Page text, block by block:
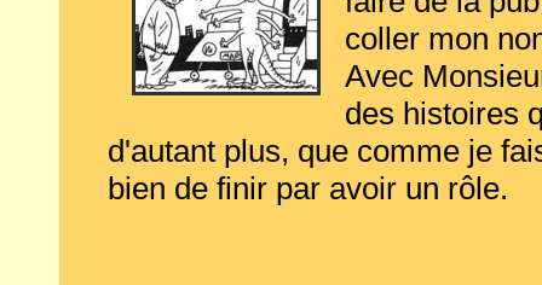
coller mon
Avec
des histoires
d'autant plus, que comme je
bien de finir par avoir un rôle.